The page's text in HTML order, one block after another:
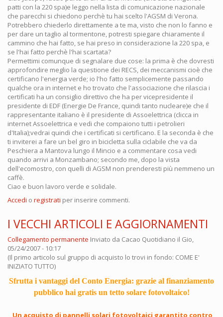
patti con la 220 spa)e leggo nella lista di comunicazione nazionale
che parecchi si chiedono perchè tu hai scelto l'AGSM di Verona.
Potrebbero chiederlo direttamente a te ma, visto che non lo fanno e
per dare un taglio al tormentone, potresti spiegare chiaramente il
cammino che hai fatto, se hai preso in considerazione la 220 spa, e
se l'hai fatto perchè l'hai scartata?
Permettimi comunque di segnalare due cose: la prima è che dovresti
approfondire meglio la questione dei RECS, dei meccanismi cioè che
certificano l'energia verde; io l'ho fatto semplicemente passando
qualche ora in internet e ho trovato che l'associazione che rilascia i
certificati ha un consiglio direttivo che ha per vicepresidente il
presidente di EDF (Energie De France, quindi tanto nucleare)e che il
rappresentante italiano è il presidente di Assoelettrica (clicca in
internet Assoelettrica e vedi che compaiono tutti i petrolieri
d'Italia);vedrai quindi che i certificati si certificano. E la seconda è che
ti inviterei a fare un bel giro in bicicletta sulla ciclabile che va da
Peschiera a Mantova lungo il Mincio e a commentare cosa vedi
quando arrivi a Monzambano; secondo me, dopo la vista
dell'ecomostro, con quelli di AGSM non prenderesti più nemmeno un
caffè.
Ciao e buon lavoro verde e solidale.
Accedi o registrati per inserire commenti.
I VECCHI ARTICOLI E AGGIORNAMENTI
Collegamento permanente Inviato da Cacao Quotidiano il Gio,
05/24/2007 - 10:17
(Il primo articolo sul gruppo di acquisto lo trovi in fondo: COME E'
INIZIATO TUTTO)
Sfrutta i vantaggi del Conto Energia: grazie al finanziamento
pubblico hai gratis un tetto solare fotovoltaico!
Un acquisto di pannelli solari fotovoltaici garantito contro